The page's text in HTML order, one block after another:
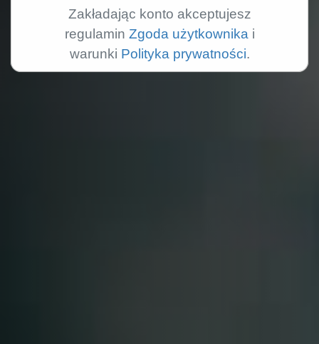
Zakładając konto akceptujesz
regulamin Zgoda użytkownika i
warunki Polityka prywatności.